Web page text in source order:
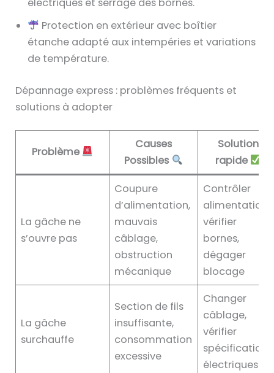
Protection en extérieur avec boîtier
étanche adapté aux intempéries et variations
de température.
Dépannage express : problèmes fréquents et
solutions à adopter
Problème
Causes
Possibles
Solution
rapide
La gâche ne
s’ouvre pas
Coupure
d’alimentation,
mauvais
câblage,
obstruction
mécanique
Contrôler
alimentation,
vérifier
bornes,
dégager
blocage
La gâche
surchauffe
Section de fils
insuffisante,
consommation
excessive
Changer
câblage,
vérifier
spécifications
électriques